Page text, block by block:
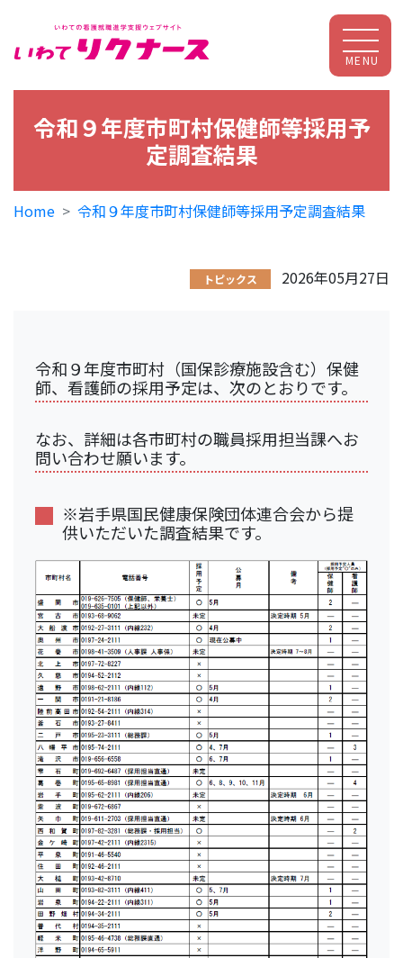
MENU
令和９年度市町村保健師等採用予
定調査結果
Home 令和９年度市町村保健師等採用予定調査結果
トピックス 2026年05月27日
令和９年度市町村（国保診療施設含む）保健
師、看護師の採用予定は、次のとおりです。
なお、詳細は各市町村の職員採用担当課へお
問い合わせ願います。
※岩手県国民健康保険団体連合会から提
供いただいた調査結果です。